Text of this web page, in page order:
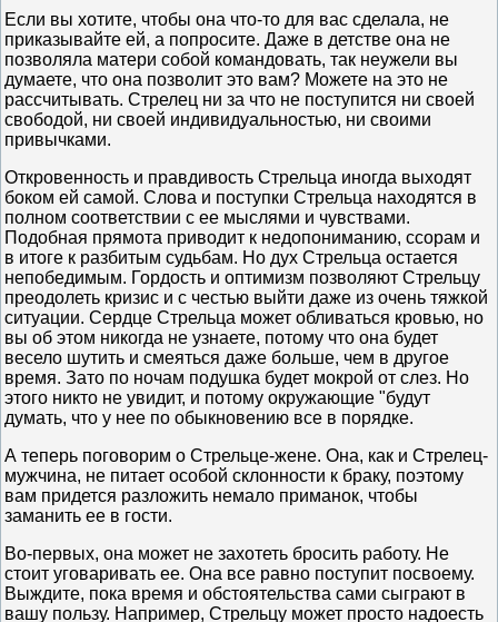
Если вы хотите, чтобы она что-то для вас сделала, не
приказывайте ей, а попросите. Даже в детстве она не
позволяла матери собой командовать, так неужели вы
думаете, что она позволит это вам? Можете на это не
рассчитывать. Стрелец ни за что не поступится ни своей
свободой, ни своей индивидуальностью, ни своими
привычками.
Откровенность и правдивость Стрельца иногда выходят
боком ей самой. Слова и поступки Стрельца находятся в
полном соответствии с ее мыслями и чувствами.
Подобная прямота приводит к недопониманию, ссорам и
в итоге к разбитым судьбам. Но дух Стрельца остается
непобедимым. Гордость и оптимизм позволяют Стрельцу
преодолеть кризис и с честью выйти даже из очень тяжкой
ситуации. Сердце Стрельца может обливаться кровью, но
вы об этом никогда не узнаете, потому что она будет
весело шутить и смеяться даже больше, чем в другое
время. Зато по ночам подушка будет мокрой от слез. Но
этого никто не увидит, и потому окружающие "будут
думать, что у нее по обыкновению все в порядке.
А теперь поговорим о Стрельце-жене. Она, как и Стрелец-
мужчина, не питает особой склонности к браку, поэтому
вам придется разложить немало приманок, чтобы
заманить ее в гости.
Во-первых, она может не захотеть бросить работу. Не
стоит уговаривать ее. Она все равно поступит посвоему.
Выждите, пока время и обстоятельства сами сыграют в
вашу пользу. Например, Стрельцу может просто надоесть